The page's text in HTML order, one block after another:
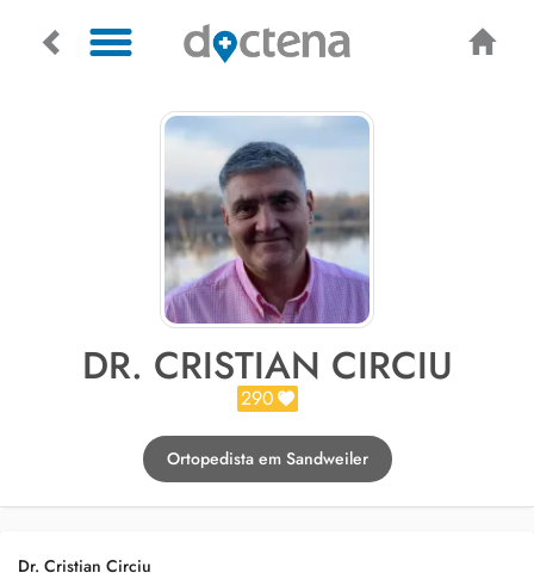
DR. CRISTIAN CIRCIU
290
Ortopedista em Sandweiler
Dr. Cristian Circiu